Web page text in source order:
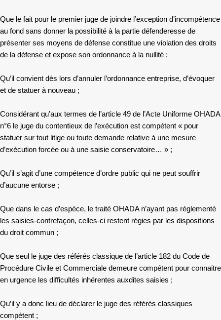
Que le fait pour le premier juge de joindre l’exception d’incompétence
au fond sans donner la possibilité à la partie défenderesse de
présenter ses moyens de défense constitue une violation des droits
de la défense et expose son ordonnance à la nullité ;
Qu’il convient dès lors d’annuler l’ordonnance entreprise, d’évoquer
et de statuer à nouveau ;
Considérant qu’aux termes de l’article 49 de l’Acte Uniforme OHADA
n°6 le juge du contentieux de l’exécution est compétent « pour
statuer sur tout litige ou toute demande relative à une mesure
d’exécution forcée ou à une saisie conservatoire… » ;
Qu’il s’agit d’une compétence d’ordre public qui ne peut souffrir
d’aucune entorse ;
Que dans le cas d’espèce, le traité OHADA n’ayant pas réglementé
les saisies-contrefaçon, celles-ci restent régies par les dispositions
du droit commun ;
Que seul le juge des référés classique de l’article 182 du Code de
Procédure Civile et Commerciale demeure compétent pour connaitre
en urgence les difficultés inhérentes auxdites saisies ;
Qu’il y a donc lieu de déclarer le juge des référés classiques
compétent ;